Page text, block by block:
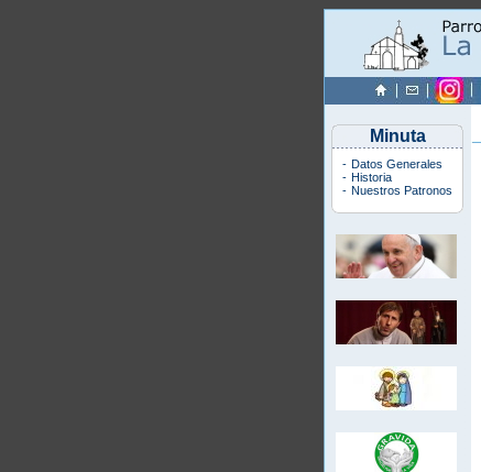
Minuta
- Datos Generales
- Historia
- Nuestros Patronos